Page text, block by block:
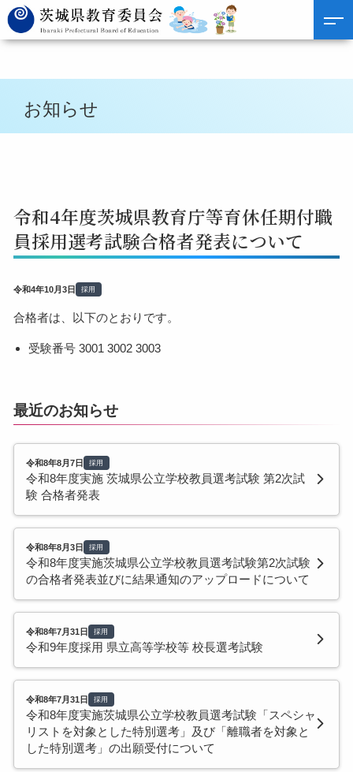
お知らせ
令和4年度茨城県教育庁等育休任期付職
員採用選考試験合格者発表について
令和4年10月3日 採用
合格者は、以下のとおりです。
受験番号 3001 3002 3003
最近のお知らせ
令和8年8月7日 採用
令和8年度実施 茨城県公立学校教員選考試験 第2次試
験 合格者発表
令和8年8月3日 採用
令和8年度実施茨城県公立学校教員選考試験第2次試験
の合格者発表並びに結果通知のアップロードについて
令和8年7月31日 採用
令和9年度採用 県立高等学校等 校長選考試験
令和8年7月31日 採用
令和8年度実施茨城県公立学校教員選考試験「スペシャ
リストを対象とした特別選考」及び「離職者を対象と
した特別選考」の出願受付について